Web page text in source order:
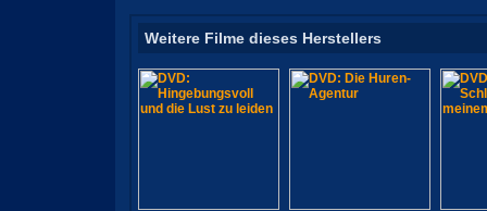
Weitere Filme dieses Herstellers